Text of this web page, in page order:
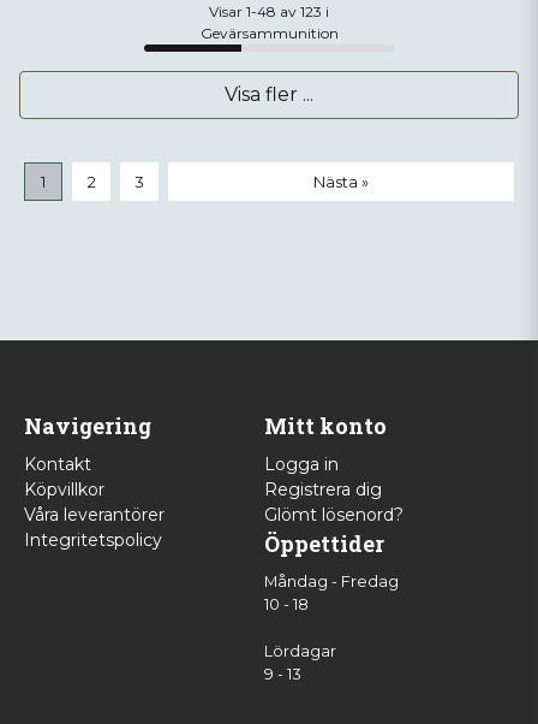
Visar 1-48 av 123 i
Gevärsammunition
Visa fler ...
1 2 3 Nästa »
Navigering
Kontakt
Köpvillkor
Våra leverantörer
Integritetspolicy
Mitt konto
Logga in
Registrera dig
Glömt lösenord?
Öppettider
Måndag - Fredag
10 - 18
Lördagar
9 - 13